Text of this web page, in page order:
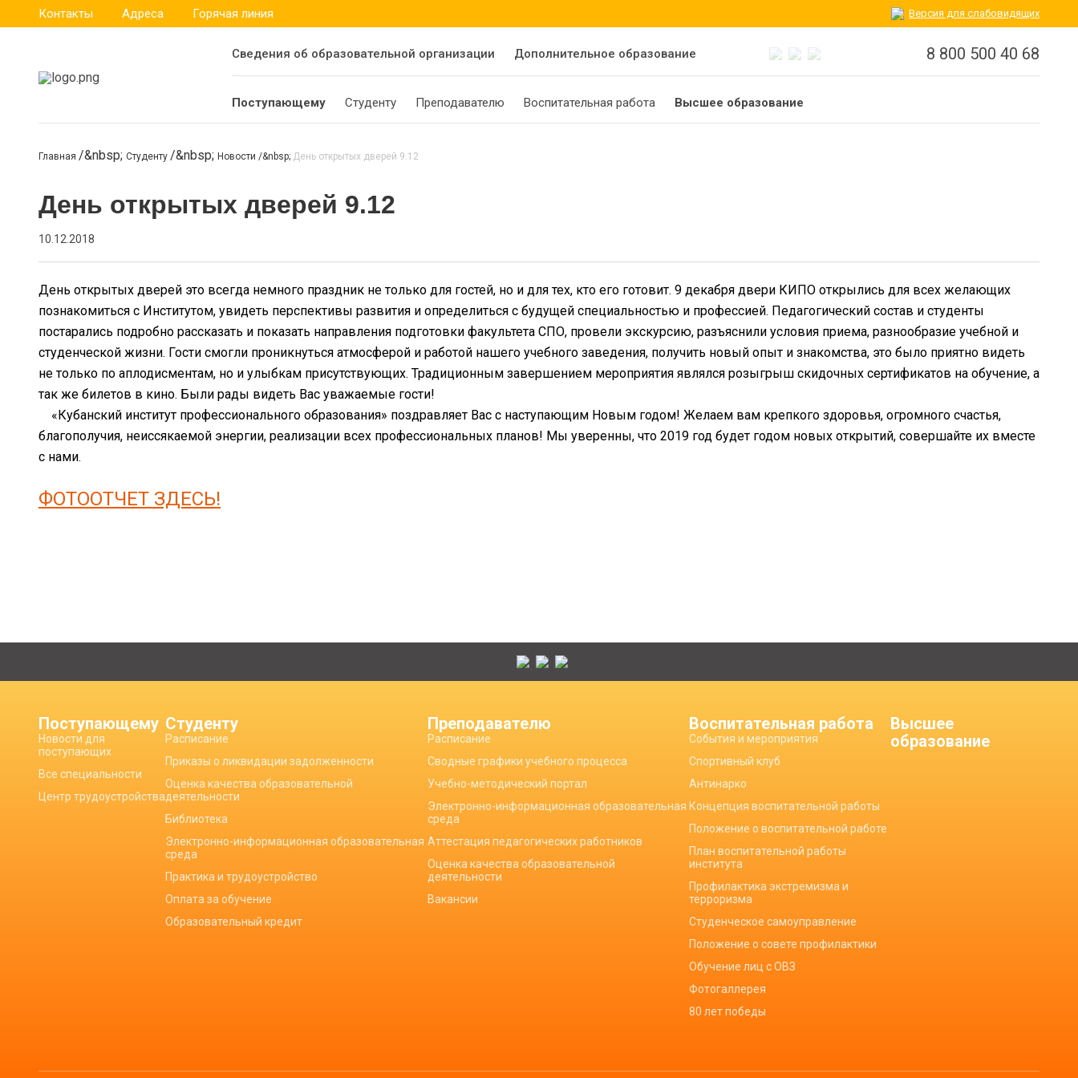
Контакты Адреса Горячая линия Версия для слабовидящих
Сведения об образовательной организации Дополнительное образование 8 800 500 40 68
Поступающему Студенту Преподавателю Воспитательная работа Высшее образование
Главная Студенту Новости День открытых дверей 9.12
День открытых дверей 9.12
10.12.2018
День открытых дверей это всегда немного праздник не только для гостей, но и для тех, кто его готовит. 9 декабря двери КИПО открылись для всех желающих
познакомиться с Институтом, увидеть перспективы развития и определиться с будущей специальностью и профессией. Педагогический состав и студенты
постарались подробно рассказать и показать направления подготовки факультета СПО, провели экскурсию, разъяснили условия приема, разнообразие учебной и
студенческой жизни. Гости смогли проникнуться атмосферой и работой нашего учебного заведения, получить новый опыт и знакомства, это было приятно видеть
не только по аплодисментам, но и улыбкам присутствующих. Традиционным завершением мероприятия являлся розыгрыш скидочных сертификатов на обучение, а
так же билетов в кино. Были рады видеть Вас уважаемые гости!
«Кубанский институт профессионального образования» поздравляет Вас с наступающим Новым годом! Желаем вам крепкого здоровья, огромного счастья,
благополучия, неиссякаемой энергии, реализации всех профессиональных планов! Мы уверенны, что 2019 год будет годом новых открытий, совершайте их вместе
с нами.
ФОТООТЧЕТ ЗДЕСЬ!
Поступающему
Новости для
поступающих
Все специальности
Центр трудоустройства
Студенту
Расписание
Приказы о ликвидации задолженности
Оценка качества образовательной
деятельности
Библиотека
Электронно-информационная образовательная
среда
Практика и трудоустройство
Оплата за обучение
Образовательный кредит
Преподавателю
Расписание
Сводные графики учебного процесса
Учебно-методический портал
Электронно-информационная образовательная
среда
Аттестация педагогических работников
Оценка качества образовательной
деятельности
Вакансии
Воспитательная работа
События и мероприятия
Спортивный клуб
Антинарко
Концепция воспитательной работы
Положение о воспитательной работе
План воспитательной работы
института
Профилактика экстремизма и
терроризма
Студенческое самоуправление
Положение о совете профилактики
Обучение лиц с ОВЗ
Фотогаллерея
80 лет победы
Высшее
образование